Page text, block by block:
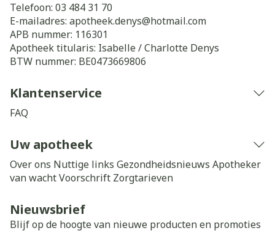
Telefoon: 03 484 31 70
E-mailadres: apotheek.denys@hotmail.com
APB nummer: 116301
Apotheek titularis: Isabelle / Charlotte Denys
BTW nummer: BE0473669806
Klantenservice
FAQ
Uw apotheek
Over ons Nuttige links Gezondheidsnieuws Apotheker
van wachtVoorschrift Zorgtarieven
Nieuwsbrief
Blijf op de hoogte van nieuwe producten en promoties